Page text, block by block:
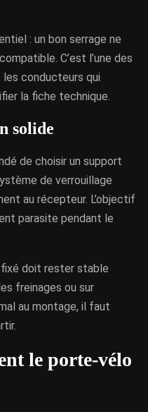
: un bon serrage ne
C’est l’une des
conducteurs qui
la fiche technique.
solide
de choisir un support
de verrouillage
au récepteur. L’objectif
parasite pendant le
doit rester stable
freinages ou sur
au montage, il faut
le porte-vélo